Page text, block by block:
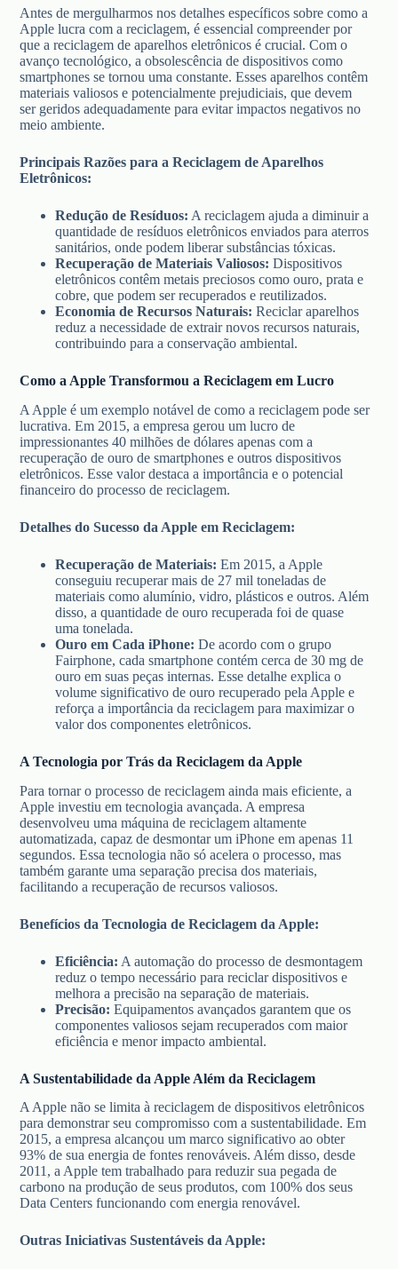
Antes de mergulharmos nos detalhes específicos sobre como a
Apple lucra com a reciclagem, é essencial compreender por
que a reciclagem de aparelhos eletrônicos é crucial. Com o
avanço tecnológico, a obsolescência de dispositivos como
smartphones se tornou uma constante. Esses aparelhos contêm
materiais valiosos e potencialmente prejudiciais, que devem
ser geridos adequadamente para evitar impactos negativos no
meio ambiente.
Principais Razões para a Reciclagem de Aparelhos
Eletrônicos:
Redução de Resíduos: A reciclagem ajuda a diminuir a
quantidade de resíduos eletrônicos enviados para aterros
sanitários, onde podem liberar substâncias tóxicas.
Recuperação de Materiais Valiosos: Dispositivos
eletrônicos contêm metais preciosos como ouro, prata e
cobre, que podem ser recuperados e reutilizados.
Economia de Recursos Naturais: Reciclar aparelhos
reduz a necessidade de extrair novos recursos naturais,
contribuindo para a conservação ambiental.
Como a Apple Transformou a Reciclagem em Lucro
A Apple é um exemplo notável de como a reciclagem pode ser
lucrativa. Em 2015, a empresa gerou um lucro de
impressionantes 40 milhões de dólares apenas com a
recuperação de ouro de smartphones e outros dispositivos
eletrônicos. Esse valor destaca a importância e o potencial
financeiro do processo de reciclagem.
Detalhes do Sucesso da Apple em Reciclagem:
Recuperação de Materiais: Em 2015, a Apple
conseguiu recuperar mais de 27 mil toneladas de
materiais como alumínio, vidro, plásticos e outros. Além
disso, a quantidade de ouro recuperada foi de quase
uma tonelada.
Ouro em Cada iPhone: De acordo com o grupo
Fairphone, cada smartphone contém cerca de 30 mg de
ouro em suas peças internas. Esse detalhe explica o
volume significativo de ouro recuperado pela Apple e
reforça a importância da reciclagem para maximizar o
valor dos componentes eletrônicos.
A Tecnologia por Trás da Reciclagem da Apple
Para tornar o processo de reciclagem ainda mais eficiente, a
Apple investiu em tecnologia avançada. A empresa
desenvolveu uma máquina de reciclagem altamente
automatizada, capaz de desmontar um iPhone em apenas 11
segundos. Essa tecnologia não só acelera o processo, mas
também garante uma separação precisa dos materiais,
facilitando a recuperação de recursos valiosos.
Benefícios da Tecnologia de Reciclagem da Apple:
Eficiência: A automação do processo de desmontagem
reduz o tempo necessário para reciclar dispositivos e
melhora a precisão na separação de materiais.
Precisão: Equipamentos avançados garantem que os
componentes valiosos sejam recuperados com maior
eficiência e menor impacto ambiental.
A Sustentabilidade da Apple Além da Reciclagem
A Apple não se limita à reciclagem de dispositivos eletrônicos
para demonstrar seu compromisso com a sustentabilidade. Em
2015, a empresa alcançou um marco significativo ao obter
93% de sua energia de fontes renováveis. Além disso, desde
2011, a Apple tem trabalhado para reduzir sua pegada de
carbono na produção de seus produtos, com 100% dos seus
Data Centers funcionando com energia renovável.
Outras Iniciativas Sustentáveis da Apple: